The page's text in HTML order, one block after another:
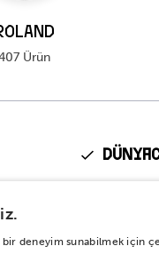
Ürün
prestijli
bir deneyim sunabilmek için